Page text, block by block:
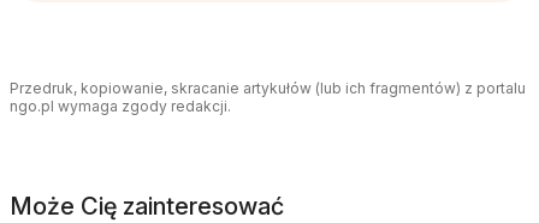
Przedruk, kopiowanie, skracanie artykułów (lub ich fragmentów) z portalu
ngo.pl wymaga zgody redakcji.
Może Cię zainteresować